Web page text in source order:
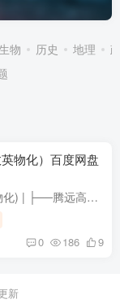
物 历史 地理
物化）百度网盘
腾远高考-5年高考真题超详解子母卷(语数英物化) | ├──腾远高考-5年高考真题超详解子母卷-❤化学.pdf 113.63M | ├──腾远高考-5年高考真题超详解子母卷-❤数学.pdf 70.41M | ├──腾远高考...
0 186 9
新